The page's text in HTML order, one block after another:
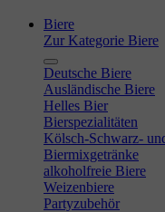
Biere
Zur Kategorie Biere
Deutsche Biere
Ausländische Biere
Helles Bier
Bierspezialitäten
Kölsch-Schwarz-
Biermixgetränke
alkoholfreie Biere
Weizenbiere
Partyzubehör